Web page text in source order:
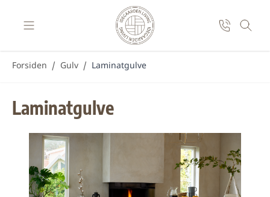
Forsiden / Gulv / Laminatgulve
Laminatgulve